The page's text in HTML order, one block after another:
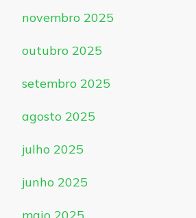
novembro 2025
outubro 2025
setembro 2025
agosto 2025
julho 2025
junho 2025